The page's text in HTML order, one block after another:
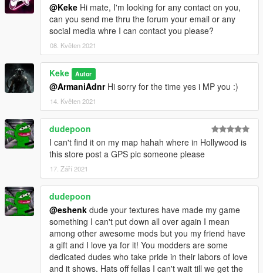
@Keke Hi mate, I'm looking for any contact on you,
can you send me thru the forum your email or any
social media whre I can contact you please?
08. Květen 2021
Keke Autor
@ArmaniAdnrHi sorry for the time yes i MP you :)
14. Květen 2021
dudepoon
I can't find it on my map hahah where in Hollywood is
this store post a GPS pic someone please
17. Září 2021
dudepoon
@eshenk dude your textures have made my game
something I can't put down all over again I mean
among other awesome mods but you my friend have
a gift and I love ya for it! You modders are some
dedicated dudes who take pride in their labors of love
and it shows. Hats off fellas I can't wait till we get the